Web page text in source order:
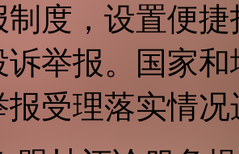
制度，设置便
诉举报。国家
报受理落实情